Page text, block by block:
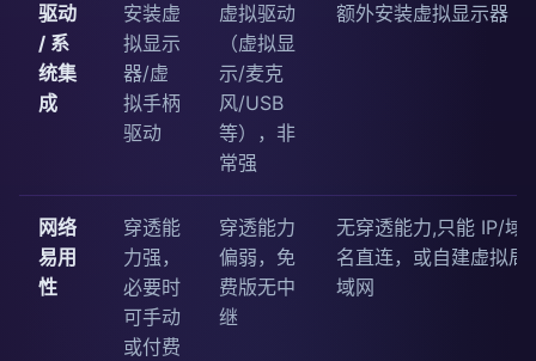
驱动
/ 系
统集
成
安装虚
拟显示
器/虚
拟手柄
驱动
虚拟驱动
（虚拟显
示/麦克
风/USB
等），非
常强
额外安装虚拟显示器
网络
易用
性
穿透能
力强，
必要时
可手动
或付费
穿透能力
偏弱，免
费版无中
继
无穿透能力,只能 IP/域
名直连，或自建虚拟局
域网